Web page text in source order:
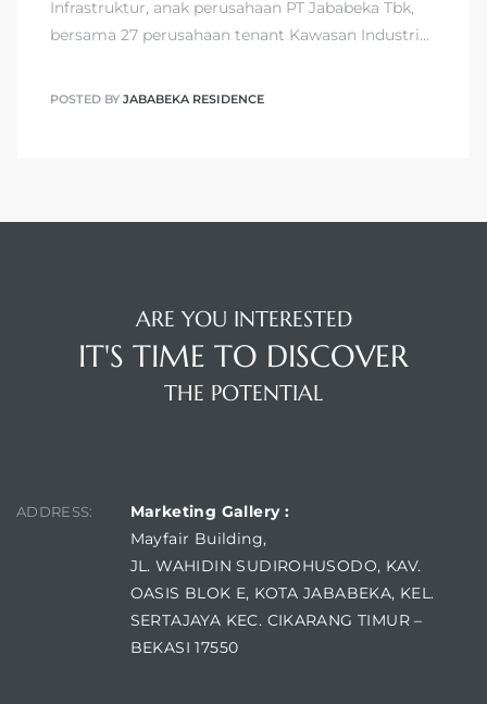
Infrastruktur, anak perusahaan PT Jababeka Tbk,
bersama 27 perusahaan tenant Kawasan Industri…
POSTED BY JABABEKA RESIDENCE
ARE YOU INTERESTED
IT'S TIME TO DISCOVER
THE POTENTIAL
ADDRESS:
Marketing Gallery :
Mayfair Building,
JL. WAHIDIN SUDIROHUSODO, KAV.
OASIS BLOK E, KOTA JABABEKA, KEL.
SERTAJAYA KEC. CIKARANG TIMUR –
BEKASI 17550